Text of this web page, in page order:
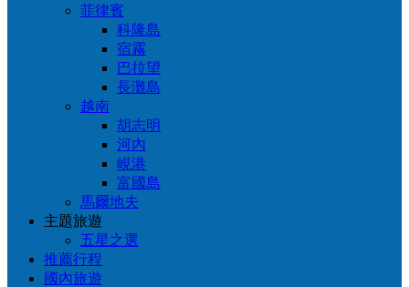
菲律賓
科隆島
宿霧
巴拉望
長灘島
越南
胡志明
河內
峴港
富國島
馬爾地夫
主題旅遊
五星之選
推薦行程
國內旅遊